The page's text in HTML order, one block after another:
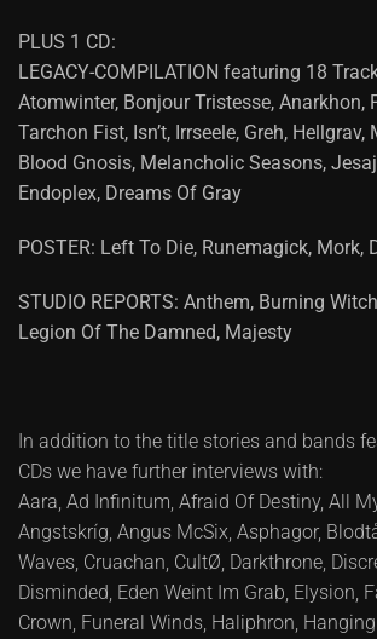
PLUS 1 CD:
LEGACY-COMPILATION featuring 18
Atomwinter, Bonjour Tristesse, Anarkhon,
Tarchon Fist, Isn’t, Irrseele, Greh, Hellgrav,
Blood Gnosis, Melancholic Seasons,
Endoplex, Dreams Of Gray
POSTER: Left To Die, Runemagick, Mork,
STUDIO REPORTS: Anthem, Burning
Legion Of The Damned, Majesty
In addition to the title stories and bands
CDs we have further interviews with:
Aara, Ad Infinitum, Afraid Of Destiny, All
Angstskríg, Angus McSix, Asphagor,
Waves, Cruachan, CultØ, Darkthrone,
Disminded, Eden Weint Im Grab, Elysion,
Crown, Funeral Winds, Haliphron, Hanging